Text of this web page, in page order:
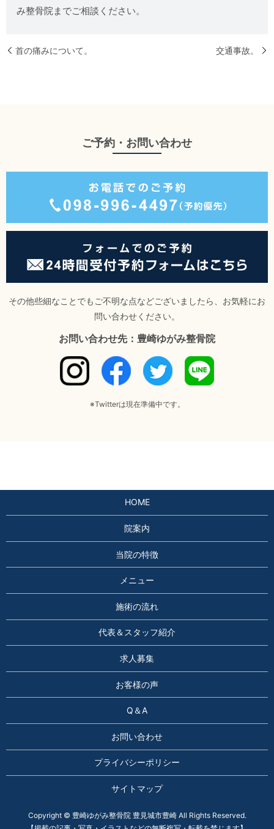
み整骨院までご相談ください。
首の痛みについて。 交通事故。
ご予約・お問い合わせ
その他些細なことでもご不明な点などございましたら、お気軽にお
問い合わせください。
お問い合わせ先：豊崎ゆがみ整骨院
※Twitterは現在準備中です。
HOME
院案内
当院の特徴
メニュー
施術の流れ
代表＆スタッフ紹介
求人募集
お客様の声
Q＆A
お問い合わせ
プライバシーポリシー
サイトマップ
Copyright © 豊崎ゆがみ整骨院 豊見城市豊崎 All Rights Reserved.